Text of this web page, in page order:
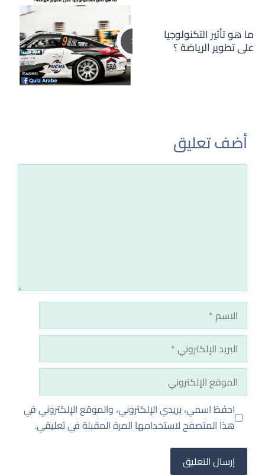
ما هو تأثير التكنولوجيا
على تطوير الرياضة ؟
أضف تعليق
الاسم
البريد
الإلكتروني
الموقع
الإلكتروني
احفظ اسمي، بريدي الإلكتروني، والموقع الإلكتروني في
هذا المتصفح لاستخدامها المرة المقبلة في تعليقي.